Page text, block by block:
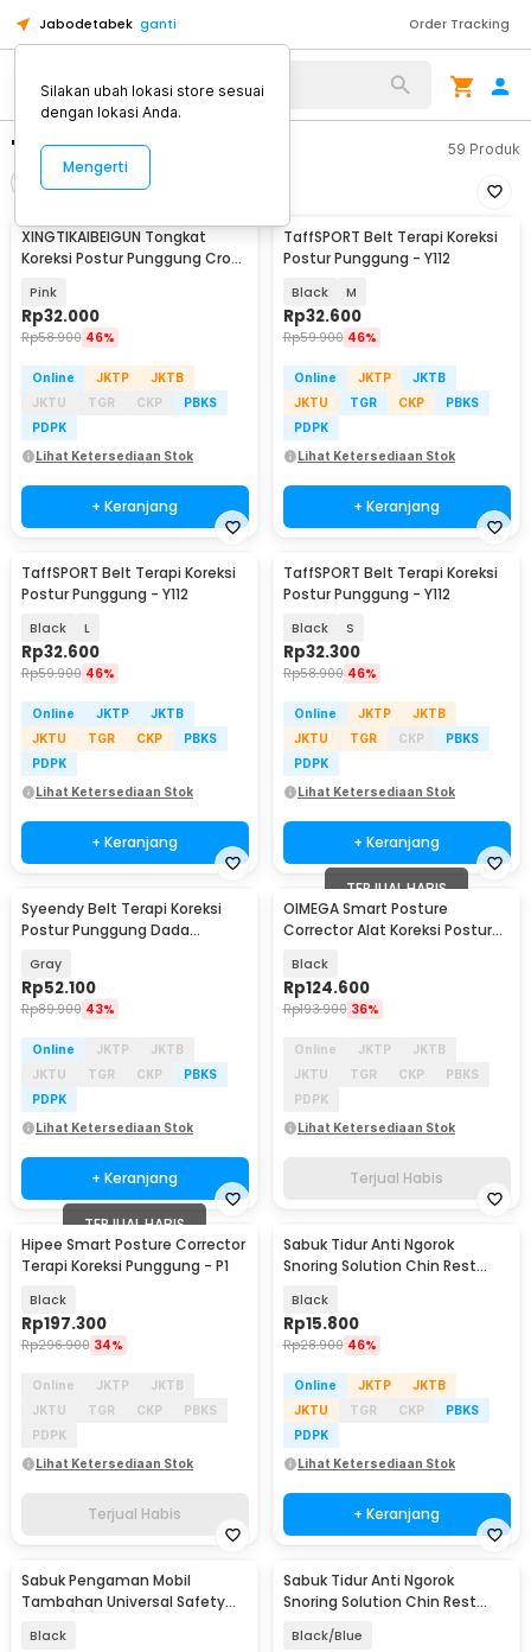
Jabodetabek ganti Order Tracking
"sabuk koreksi postur" 59 Produk
Urutkan
XINGTIKAIBEIGUN Tongkat
Koreksi Postur Punggung Cross
Pink
Rp32.000
Rp58.900 46%
Online JKTP
JKTB
JKTU
TGR CKP
PBKS
PDPK
Lihat Ketersediaan Stok
+ Keranjang
TaffSPORT Belt Terapi Koreksi
Postur Punggung - Y112
Black M
Rp32.600
Rp59.900 46%
Online JKTP
JKTB
JKTU
TGR CKP
PBKS
PDPK
Lihat Ketersediaan Stok
+ Keranjang
TaffSPORT Belt Terapi Koreksi
Postur Punggung - Y112
Black L
Rp32.600
Rp59.900 46%
Online JKTP
JKTB
JKTU
TGR CKP
PBKS
PDPK
Lihat Ketersediaan Stok
+ Keranjang
TaffSPORT Belt Terapi Koreksi
Postur Punggung - Y112
Black S
Rp32.300
Rp58.900 46%
Online JKTP
JKTB
JKTU
TGR CKP
PBKS
PDPK
Lihat Ketersediaan Stok
+ Keranjang
Syeendy Belt Terapi Koreksi
Postur Punggung Dada
Gray
Rp52.100
Rp89.900 43%
Online JKTP
JKTB
JKTU
TGR CKP
PBKS
PDPK
Lihat Ketersediaan Stok
+ Keranjang
TERJUAL HABIS
OIMEGA Smart Posture
Corrector Alat Koreksi Postur
Black
Rp124.600
Rp193.900 36%
Online JKTP
JKTB
JKTU
TGR CKP
PBKS
PDPK
Lihat Ketersediaan Stok
Terjual Habis
TERJUAL HABIS
Hipee Smart Posture Corrector
Terapi Koreksi Punggung - P1
Black
Rp197.300
Rp296.900 34%
Online JKTP
JKTB
JKTU
TGR CKP
PBKS
PDPK
Lihat Ketersediaan Stok
Terjual Habis
Sabuk Tidur Anti Ngorok
Snoring Solution Chin Rest
Black
Rp15.800
Rp28.900 46%
Online JKTP
JKTB
JKTU
TGR CKP
PBKS
PDPK
Lihat Ketersediaan Stok
+ Keranjang
Sabuk Pengaman Mobil
Tambahan Universal Safety
Black
Sabuk Tidur Anti Ngorok
Snoring Solution Chin Rest
Black/Blue
Silakan ubah lokasi store sesuai
dengan lokasi Anda.
Mengerti